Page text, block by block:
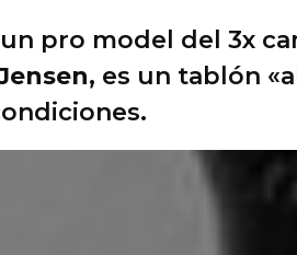
pro model del 3x
, es un tablón